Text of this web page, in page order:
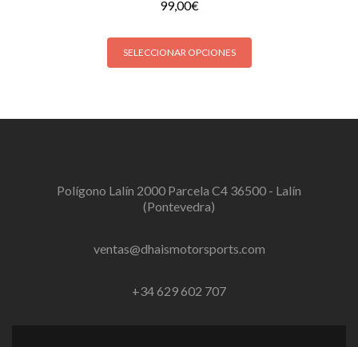
99,00€
SELECCIONAR OPCIONES
Polígono Lalín 2000 Parcela C4 36500 - Lalín
(Pontevedra)
ventas@dhaismotorsports.com
+34 629 602 707